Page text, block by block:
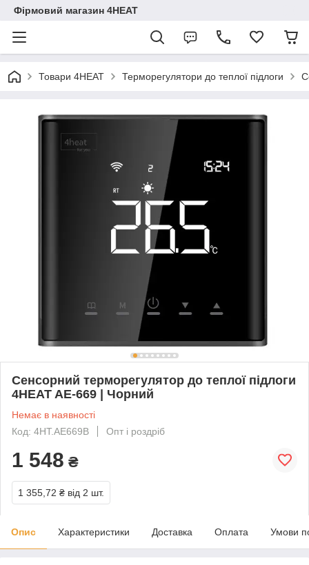
Фірмовий магазин 4HEAT
Товари 4HEAT Терморегулятори до теплої підлоги
Сенсорний терморегулятор до теплої підлоги
4HEAT AE-669 | Чорний
Немає в наявності
Код: 4HT.AE669B
Опт і роздріб
1 548 ₴
1 355,72 ₴ від 2 шт.
Опис Характеристики Доставка Оплата Умови